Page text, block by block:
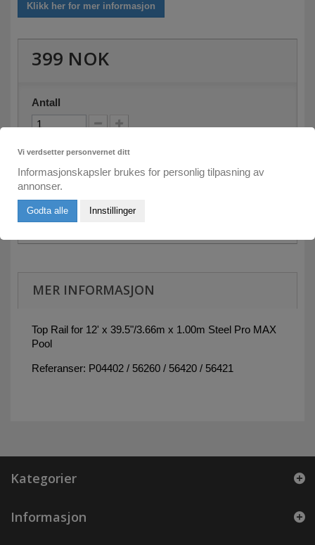
Klikk her for mer informasjon
399 NOK
Antall
På lager
Legg i kurven
MER INFORMASJON
Top Rail for 12' x 39.5"/3.66m x 1.00m Steel Pro MAX
Pool
Referanser: P04402 / 56260 / 56420 / 56421
Kategorier
Informasjon
Vi verdsetter personvernet ditt
Informasjonskapsler brukes for personlig tilpasning av
annonser.
Godta alle Innstillinger